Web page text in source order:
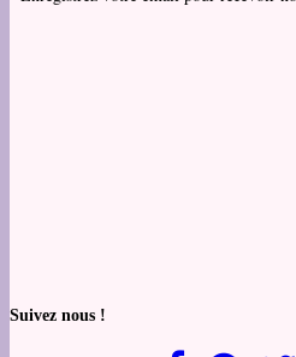
Suivez nous !